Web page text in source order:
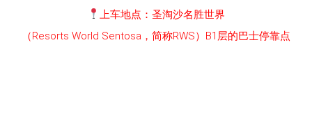
上车地点：圣淘沙名胜世界
（Resorts World Sentosa，简称RWS）B1层的巴士停靠点